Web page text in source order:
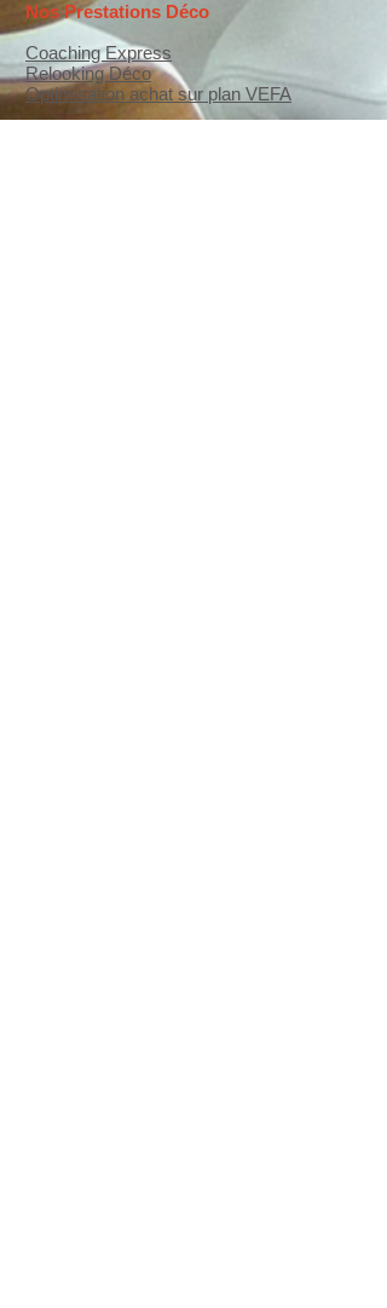
Nos Prestations Déco
Coaching Express
Relooking Déco
Optimisation achat sur plan VEFA